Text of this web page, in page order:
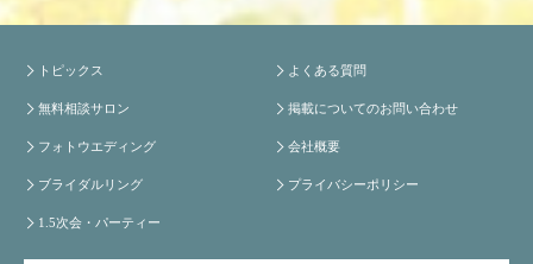
トピックス
無料相談サロン
フォトウエディング
ブライダルリング
1.5次会・パーティー
よくある質問
掲載についてのお問い合わせ
会社概要
プライバシーポリシー